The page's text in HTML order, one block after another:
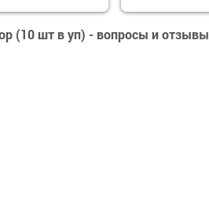
(10 шт в уп) - вопросы и отзывы